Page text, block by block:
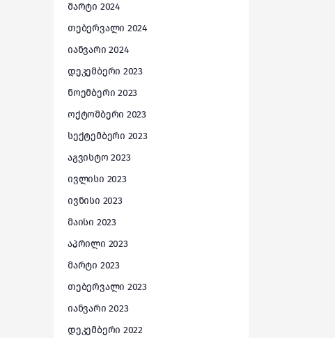
მარტი 2024
თებერვალი 2024
იანვარი 2024
დეკემბერი 2023
ნოემბერი 2023
ოქტომბერი 2023
სექტემბერი 2023
აგვისტო 2023
ივლისი 2023
ივნისი 2023
მაისი 2023
აპრილი 2023
მარტი 2023
თებერვალი 2023
იანვარი 2023
დეკემბერი 2022